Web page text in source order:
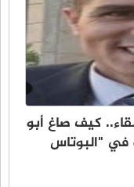
كيف صاغ أبو
في "البوتاس